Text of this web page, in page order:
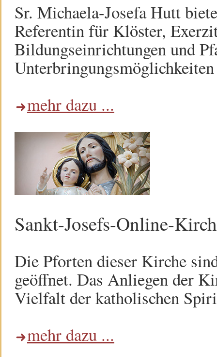
Sr. Michaela-Josefa Hutt
Referentin für Klöster,
Bildungseinrichtungen und
mehr dazu ...
Sankt-Josefs-Online-
Die Pforten dieser Kirche
geöffnet. Das Anliegen der
Vielfalt der katholischen
mehr dazu ...